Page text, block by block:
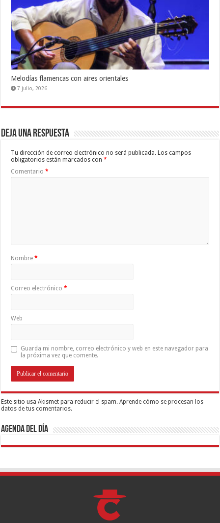
Melodías flamencas con aires orientales
7 julio, 2026
Deja una respuesta
Tu dirección de correo electrónico no será publicada. Los campos
obligatorios están marcados con*
Comentario*
Nombre*
Correo electrónico*
Web
Guarda mi nombre, correo electrónico y web en este navegador para
la próxima vez que comente.
Este sitio usa Akismet para reducir el spam.Aprende cómo se procesan los
datos de tus comentarios.
Agenda del día